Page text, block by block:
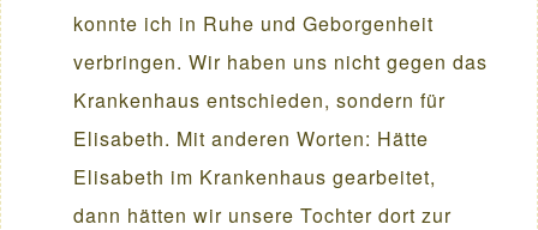
konnte ich in Ruhe und Geborgenheit
verbringen. Wir haben uns nicht gegen das
Krankenhaus entschieden, sondern für
Elisabeth. Mit anderen Worten: Hätte
Elisabeth im Krankenhaus gearbeitet,
dann hätten wir unsere Tochter dort zur